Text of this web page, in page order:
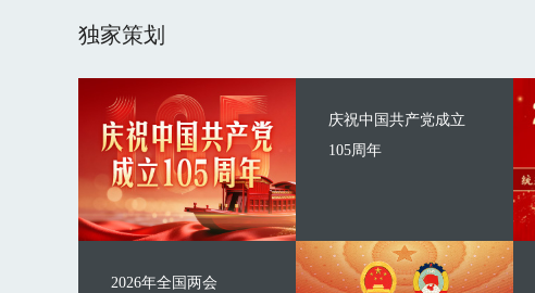
独家策划
庆祝中国共产党成立
105周年
2026年全国两会